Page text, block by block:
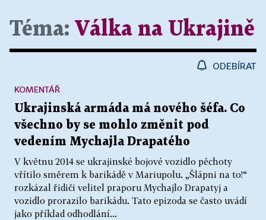
Téma: Válka na Ukrajině
ODEBÍRAT
Ukrajinská armáda má nového šéfa. Co
všechno by se mohlo změnit pod
vedením Mychajla Drapatého
V květnu 2014 se ukrajinské bojové vozidlo pěchoty
vřítilo směrem k barikádě v Mariupolu. „Šlápni na to!“
rozkázal řidiči velitel praporu Mychajlo Drapatyj a
vozidlo prorazilo barikádu. Tato epizoda se často uvádí
jako příklad odhodlání...
KOMENTÁŘ